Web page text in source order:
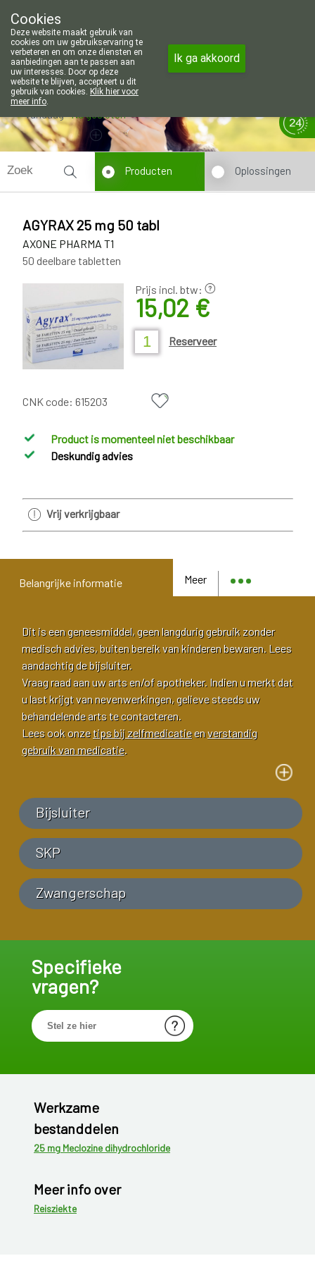
011/606002
Vandaag Nugesloten
Producten Oplossingen
AGYRAX 25 mg 50 tabl
AXONE PHARMA T1
50 deelbare tabletten
Prijs incl. btw:
15,02 €
Reserveer
CNK code: 615203
Product is momenteel niet beschikbaar
Deskundig advies
Vrij verkrijgbaar
Meer
Belangrijke informatie
Dit is een geneesmiddel, geen langdurig gebruik zonder
medisch advies, buiten bereik van kinderen bewaren. Lees
aandachtig de bijsluiter.
Vraag raad aan uw arts en/of apotheker. Indien u merkt dat
u last krijgt van nevenwerkingen, gelieve steeds uw
behandelende arts te contacteren.
Lees ook onzetips bij zelfmedicatieenverstandig
gebruik van medicatie.
Bijsluiter
SKP
Zwangerschap
Specifieke
vragen?
Werkzame
bestanddelen
25 mg Meclozine dihydrochloride
Meer info over
Reisziekte
Cookies
Deze website maakt gebruik van
cookies om uw gebruikservaring te
verbeteren en om onze diensten en
aanbiedingen aan te passen aan
uw interesses. Door op deze
website te blijven, accepteert u dit
gebruik van cookies. Klik hier voor
meer info.
Ik ga akkoord